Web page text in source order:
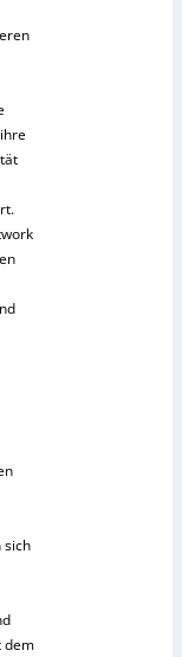
sich
dem